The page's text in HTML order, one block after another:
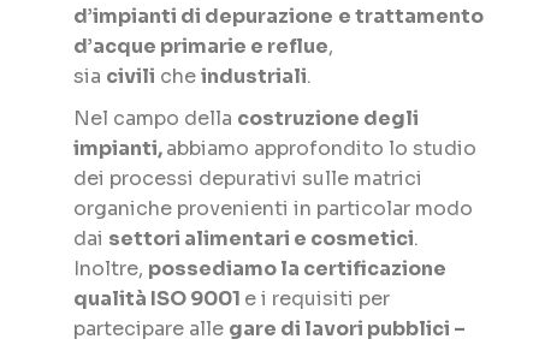
d’impianti di depurazione e trattamento
d’acque primarie e reflue,
sia civili cheindustriali.
Nel campo della costruzione degli
impianti,abbiamo approfondito lo studio
dei processi depurativi sulle matrici
organiche provenienti in particolar modo
dai settori alimentari e cosmetici.
Inoltre, possediamo la certificazione
qualità ISO 9001 e i requisiti per
partecipare alle gare di lavori pubblici –